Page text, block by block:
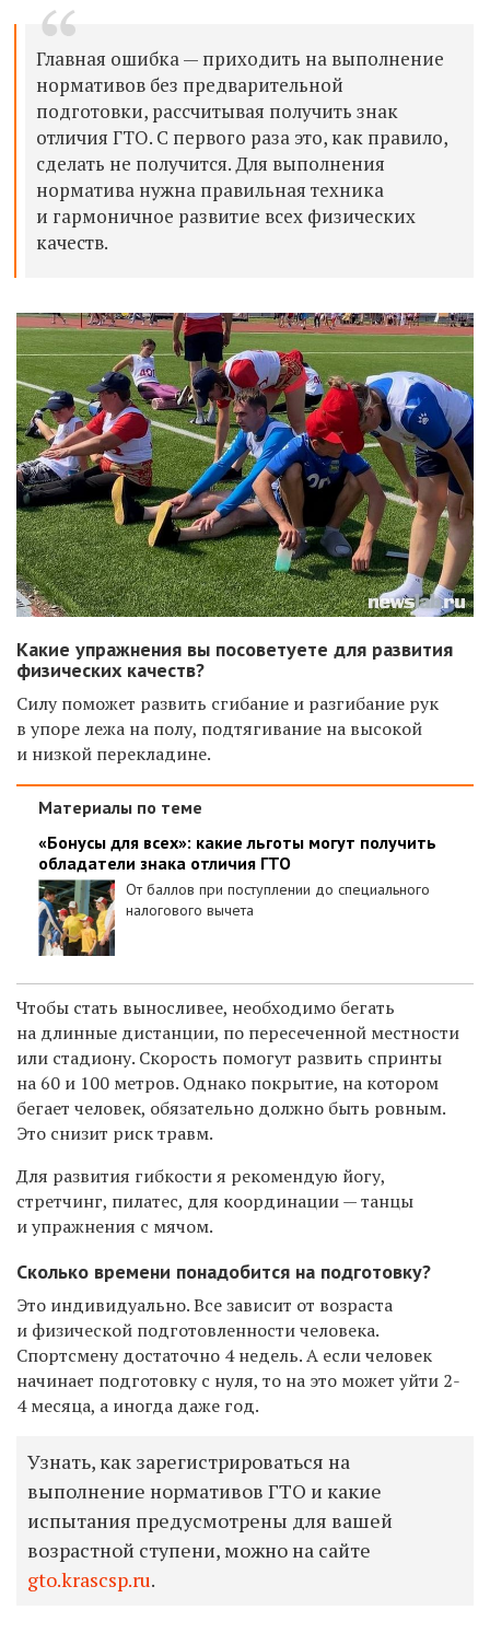
Главная ошибка — приходить на выполнение
нормативов без предварительной
подготовки, рассчитывая получить знак
отличия ГТО. С первого раза это, как правило,
сделать не получится. Для выполнения
норматива нужна правильная техника
и гармоничное развитие всех физических
качеств.
Какие упражнения вы посоветуете для развития
физических качеств?
Силу поможет развить сгибание и разгибание рук
в упоре лежа на полу, подтягивание на высокой
и низкой перекладине.
Материалы по теме
«Бонусы для всех»: какие льготы могут получить
обладатели знака отличия ГТО
От баллов при поступлении до специального
налогового вычета
Чтобы стать выносливее, необходимо бегать
на длинные дистанции, по пересеченной местности
или стадиону. Скорость помогут развить спринты
на 60 и 100 метров. Однако покрытие, на котором
бегает человек, обязательно должно быть ровным.
Это снизит риск травм.
Для развития гибкости я рекомендую йогу,
стретчинг, пилатес, для координации — танцы
и упражнения с мячом.
Сколько времени понадобится на подготовку?
Это индивидуально. Все зависит от возраста
и физической подготовленности человека.
Спортсмену достаточно 4 недель. А если человек
начинает подготовку с нуля, то на это может уйти 2-
4 месяца, а иногда даже год.
Узнать, как зарегистрироваться на
выполнение нормативов ГТО и какие
испытания предусмотрены для вашей
возрастной ступени, можно на сайте
gto.krascsp.ru.